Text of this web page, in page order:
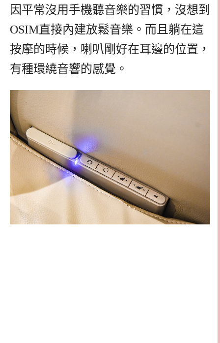
因平常沒用手機聽音樂的習慣，沒想到
OSIM直接內建放鬆音樂。而且躺在這
按摩的時候，喇叭剛好在耳邊的位置，
有種環繞音響的感覺。